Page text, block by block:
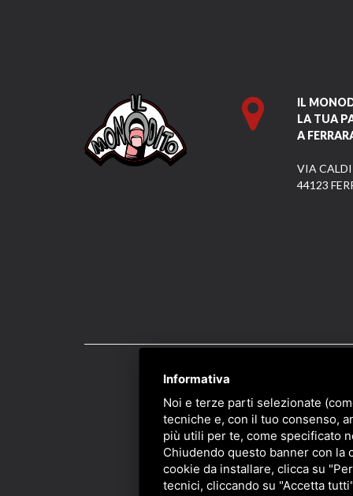
IL
LA TUA
A
VIA
44123
Informativa
Noi e terze parti selezionate
tecniche e, con il tuo consenso,
più utili per te, come specificato
Chiudendo questo banner con la
cookie da installare, clicca su
tecnici, cliccando su "Accetta